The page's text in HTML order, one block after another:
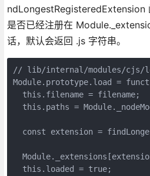
ndLongestRegisteredExtension
是否已经注册在
话，默认会返回 .js 字符串。
// lib/internal/modules/cjs/
Module.prototype.load =
  this.filename = filename;
this.paths =
const extension =
  this.loaded = true;